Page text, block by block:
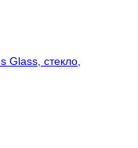
Glass, стекло,